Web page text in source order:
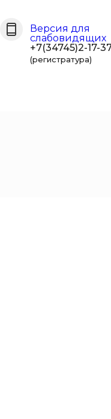
Версия для
слабовидящих
+7(34745)2-17-
(регистратура)